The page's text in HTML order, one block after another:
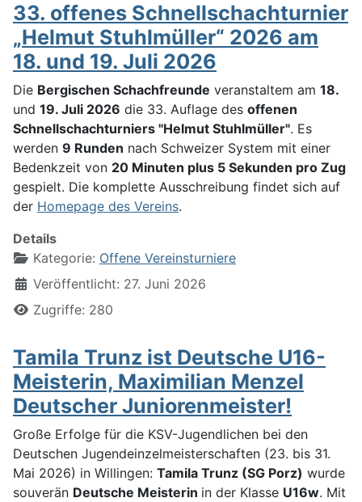
33. offenes Schnellschachturnier
„Helmut Stuhlmüller“ 2026 am
18. und 19. Juli 2026
Die Bergischen Schachfreunde veranstaltem am 18.
und 19. Juli 2026 die 33. Auflage des offenen
Schnellschachturniers "Helmut Stuhlmüller". Es
werden 9 Runden nach Schweizer System mit einer
Bedenkzeit von 20 Minuten plus 5 Sekunden pro Zug
gespielt. Die komplette Ausschreibung findet sich auf
der Homepage des Vereins.
Details
Kategorie: Offene Vereinsturniere
Veröffentlicht: 27. Juni 2026
Zugriffe: 280
Tamila Trunz ist Deutsche U16-
Meisterin, Maximilian Menzel
Deutscher Juniorenmeister!
Große Erfolge für die KSV-Jugendlichen bei den
Deutschen Jugendeinzelmeisterschaften (23. bis 31.
Mai 2026) in Willingen: Tamila Trunz (SG Porz) wurde
souverän Deutsche Meisterin in der Klasse U16w. Mit